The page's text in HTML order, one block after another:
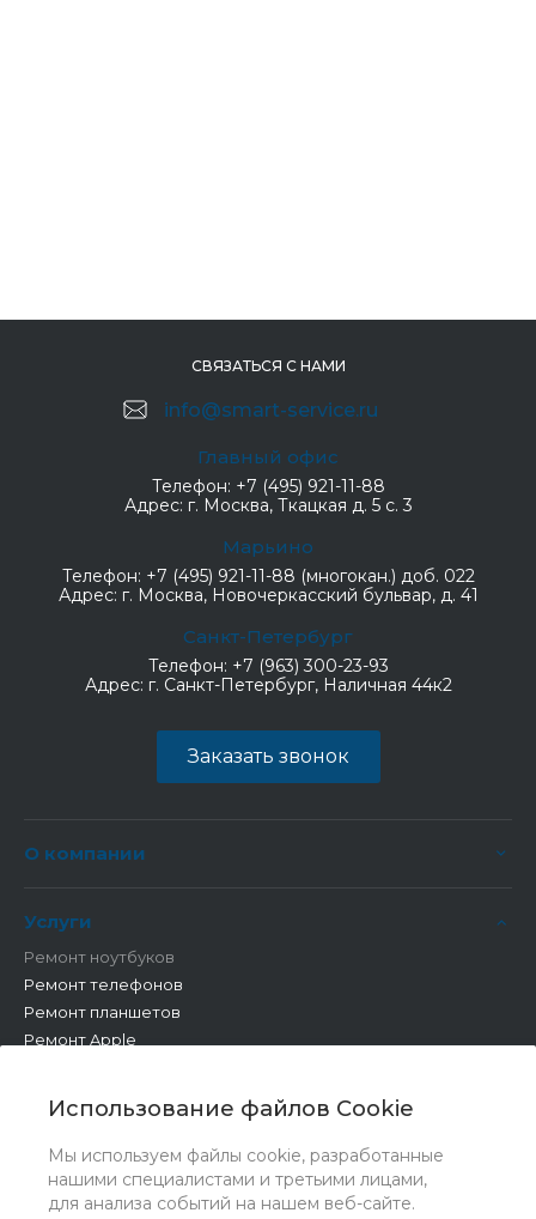
Использование файлов Cookie
Мы используем файлы cookie, разработанные
нашими специалистами и третьими лицами,
для анализа событий на нашем веб-сайте.
СВЯЗАТЬСЯ С НАМИ
info@smart-service.ru
Главный офис
Телефон: +7 (495) 921-11-88
Адрес: г. Москва, Ткацкая д. 5 с. 3
Марьино
Телефон: +7 (495) 921-11-88 (многокан.) доб. 022
Адрес: г. Москва, Новочеркасский бульвар, д. 41
Санкт-Петербург
Телефон: +7 (963) 300-23-93
Адрес: г. Санкт-Петербург, Наличная 44к2
Заказать звонок
О компании
Услуги
Ремонт ноутбуков
Ремонт телефонов
Ремонт планшетов
Ремонт Apple